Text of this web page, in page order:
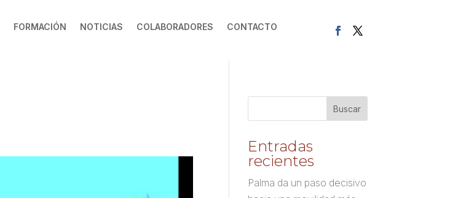
FORMACIÓN NOTICIAS COLABORADORES CONTACTO
Entradas
recientes
Palma da un paso decisivo